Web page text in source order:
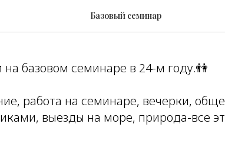
Базовый семинар
базовом семинаре в 24-м году.👫
работа на семинаре, вечерки,
выезды на море, природа-все